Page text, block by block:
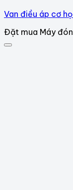
Van điều áp cơ
Đặt mua Máy